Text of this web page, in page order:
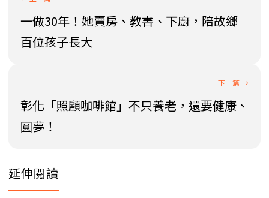
一做30年！她賣房、教書、下廚，陪故鄉
百位孩子長大
彰化「照顧咖啡館」不只養老，還要健康、
圓夢！
延伸閱讀